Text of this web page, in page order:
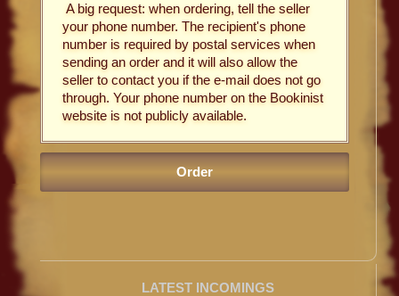
A big request: when ordering, tell the seller
your phone number. The recipient's phone
number is required by postal services when
sending an order and it will also allow the
seller to contact you if the e-mail does not go
through. Your phone number on the Bookinist
website is not publicly available.
LATEST INCOMINGS